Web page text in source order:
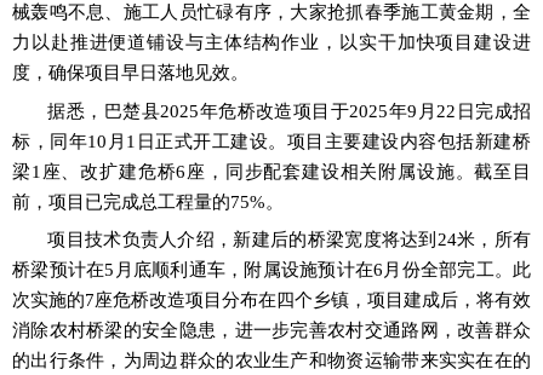
械轰鸣不息、施工人员忙碌有序，大家抢抓春季施工黄金期，全
力以赴推进便道铺设与主体结构作业，以实干加快项目建设进
度，确保项目早日落地见效。
据悉，巴楚县2025年危桥改造项目于2025年9月22日完成招
标，同年10月1日正式开工建设。项目主要建设内容包括新建桥
梁1座、改扩建危桥6座，同步配套建设相关附属设施。截至目
前，项目已完成总工程量的75%。
项目技术负责人介绍，新建后的桥梁宽度将达到 24米，所有
桥梁预计在5月底顺利通车，附属设施预计在6月份全部完工。 此
次实施的7座危桥改造项目分布在四个乡镇，项目建成后，将有效
消除农村桥梁的安全隐患，进一步完善农村交通路网，改善群众
的出行条件，为周边群众的农业生产和物资运输带来实实在在的